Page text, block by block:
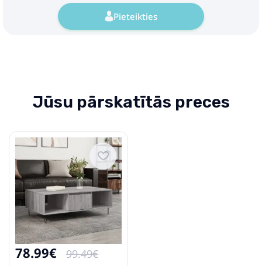
Pieteikties
Jūsu pārskatītās preces
78.99€ 99.49€